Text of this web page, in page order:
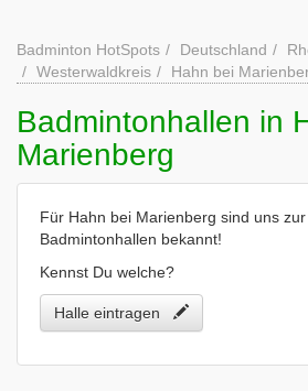
Badminton HotSpots Deutschland
Westerwaldkreis
Hahn bei
Badmintonhallen in
Marienberg
Für Hahn bei Marienberg sind uns
Badmintonhallen bekannt!
Kennst Du welche?
Halle eintragen